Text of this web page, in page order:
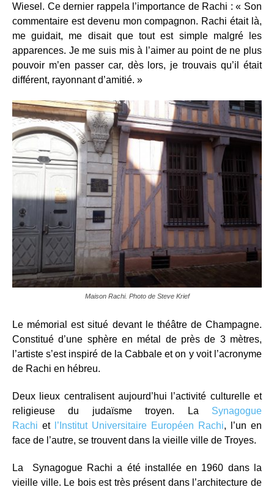
Wiesel. Ce dernier rappela l’importance de Rachi : « Son
commentaire est devenu mon compagnon. Rachi était là,
me guidait, me disait que tout est simple malgré les
apparences. Je me suis mis à l’aimer au point de ne plus
pouvoir m’en passer car, dès lors, je trouvais qu’il était
différent, rayonnant d’amitié. »
Maison Rachi. Photo de Steve Krief
Le mémorial est situé devant le théâtre de Champagne.
Constitué d’une sphère en métal de près de 3 mètres,
l’artiste s’est inspiré de la Cabbale et on y voit l’acronyme
de Rachi en hébreu.
Deux lieux centralisent aujourd’hui l’activité culturelle et
religieuse du judaïsme troyen. La Synagogue
Rachi et l’Institut Universitaire Européen Rachi, l’un en
face de l’autre, se trouvent dans la vieille ville de Troyes.
La Synagogue Rachi a été installée en 1960 dans la
vieille ville. Le bois est très présent dans l’architecture de